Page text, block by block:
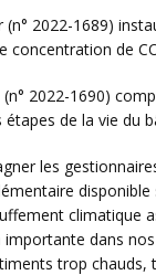
(n° 2022-1689)
concentration de
2022-1690)
étapes de la vie du
les
climatique
dans
trop chauds,